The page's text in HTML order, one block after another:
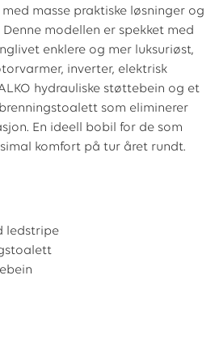
masse praktiske løsninger og
modellen er spekket med
enklere og mer luksuriøst,
inverter, elektrisk
hydrauliske støttebein og et
som eliminerer
En ideell bobil for de som
komfort på tur året rundt.
ledstripe